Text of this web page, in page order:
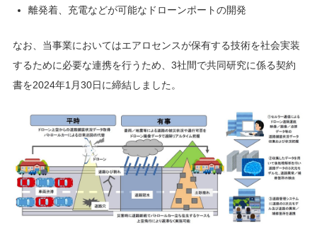
離発着、充電などが可能なドローンポートの開発
なお、当事業においてはエアロセンスが保有する技術を社会実装
するために必要な連携を行うため、3社間で共同研究に係る契約
書を2024年1月30日に締結しました。